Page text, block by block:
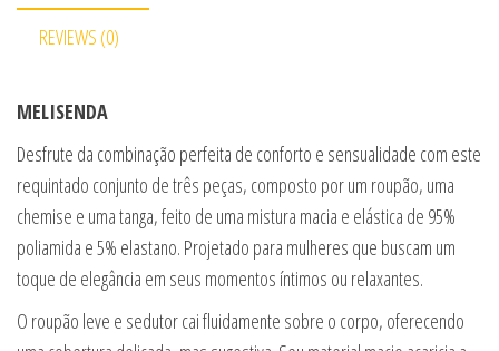
REVIEWS (0)
MELISENDA
Desfrute da combinação perfeita de conforto e sensualidade com este
requintado conjunto de três peças, composto por um roupão, uma
chemise e uma tanga, feito de uma mistura macia e elástica de 95%
poliamida e 5% elastano. Projetado para mulheres que buscam um
toque de elegância em seus momentos íntimos ou relaxantes.
O roupão leve e sedutor cai fluidamente sobre o corpo, oferecendo